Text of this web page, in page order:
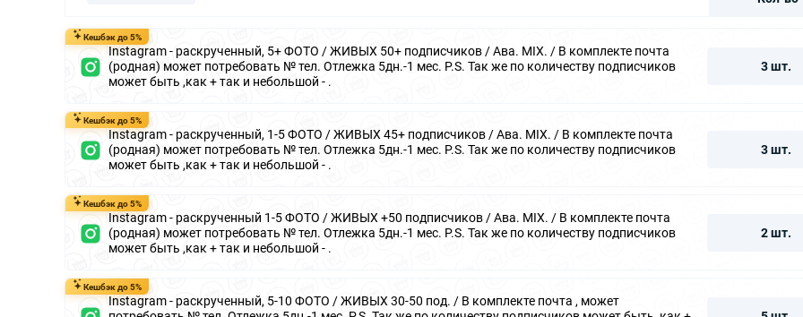
Кешбэк до 5%
Instagram - раскрученный, 5+ ФОТО / ЖИВЫХ 50+ подписчиков / Ава. MIX. / В комплекте почта
(родная) может потребовать № тел. Отлежка 5дн.-1 мес. P.S. Так же по количеству подписчиков
может быть ,как + так и небольшой - .
3 шт.
Кешбэк до 5%
Instagram - раскрученный, 1-5 ФОТО / ЖИВЫХ 45+ подписчиков / Ава. MIX. / В комплекте почта
(родная) может потребовать № тел. Отлежка 5дн.-1 мес. P.S. Так же по количеству подписчиков
может быть ,как + так и небольшой - .
3 шт.
Кешбэк до 5%
Instagram - раскрученный 1-5 ФОТО / ЖИВЫХ +50 подписчиков / Ава. MIX. / В комплекте почта
(родная) может потребовать № тел. Отлежка 5дн.-1 мес. P.S. Так же по количеству подписчиков
может быть ,как + так и небольшой - .
2 шт.
Кешбэк до 5%
Instagram - раскрученный, 5-10 ФОТО / ЖИВЫХ 30-50 под. / В комплекте почта , может